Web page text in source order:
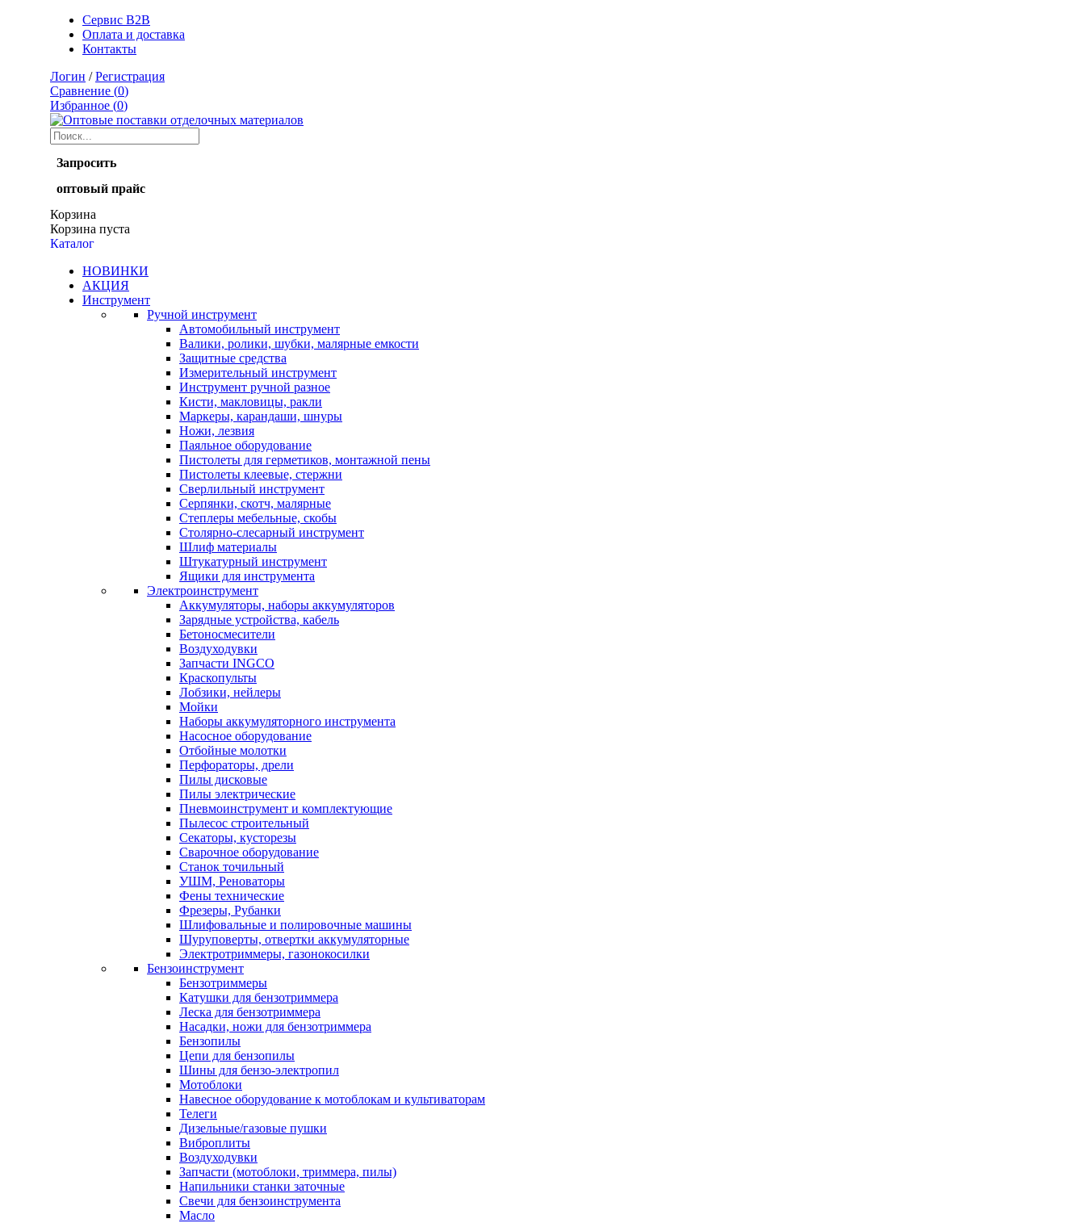
Сервис B2B
Оплата и доставка
Контакты
Логин /Регистрация
Сравнение (0)
Избранное (0)
Запросить
оптовый прайс
Корзина
Корзина пуста
Каталог
НОВИНКИ
АКЦИЯ
Инструмент
Ручной инструмент
Автомобильный инструмент
Валики, ролики, шубки, малярные емкости
Защитные средства
Измерительный инструмент
Инструмент ручной разное
Кисти, макловицы, ракли
Маркеры, карандаши, шнуры
Ножи, лезвия
Паяльное оборудование
Пистолеты для герметиков, монтажной пены
Пистолеты клеевые, стержни
Сверлильный инструмент
Серпянки, скотч, малярные
Степлеры мебельные, скобы
Столярно-слесарный инструмент
Шлиф материалы
Штукатурный инструмент
Ящики для инструмента
Электроинструмент
Аккумуляторы, наборы аккумуляторов
Зарядные устройства, кабель
Бетоносмесители
Воздуходувки
Запчасти INGCO
Краскопульты
Лобзики, нейлеры
Мойки
Наборы аккумуляторного инструмента
Насосное оборудование
Отбойные молотки
Перфораторы, дрели
Пилы дисковые
Пилы электрические
Пневмоинструмент и комплектующие
Пылесос строительный
Секаторы, кусторезы
Сварочное оборудование
Станок точильный
УШМ, Реноваторы
Фены технические
Фрезеры, Рубанки
Шлифовальные и полировочные машины
Шуруповерты, отвертки аккумуляторные
Электротриммеры, газонокосилки
Бензоинструмент
Бензотриммеры
Катушки для бензотриммера
Леска для бензотриммера
Насадки, ножи для бензотриммера
Бензопилы
Цепи для бензопилы
Шины для бензо-электропил
Мотоблоки
Навесное оборудование к мотоблокам и культиваторам
Телеги
Дизельные/газовые пушки
Виброплиты
Воздуходувки
Запчасти (мотоблоки, триммера, пилы)
Напильники станки заточные
Свечи для бензоинструмента
Масло